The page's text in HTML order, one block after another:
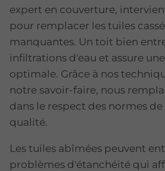
expert en couverture,
pour remplacer les tuiles
manquantes. Un toit bien
infiltrations d'eau et assure
optimale. Grâce à nos
notre savoir-faire, nous
dans le respect des normes
qualité.
Les tuiles abîmées peuvent
problèmes d'étanchéité qui